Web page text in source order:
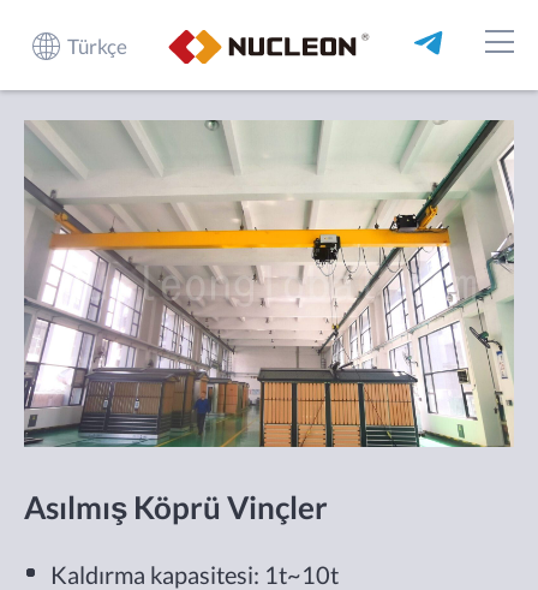
Türkçe
Asılmış Köprü Vinçler
Kaldırma kapasitesi: 1t~10t